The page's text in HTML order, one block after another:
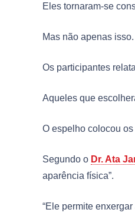
Eles tornaram-se
Mas não apenas isso.
Os participantes
Aqueles que
O espelho colocou
Segundo o Dr. Ata
aparência física”.
“Ele permite